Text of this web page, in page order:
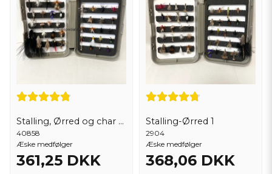
Stalling, Ørred og char Æsk
40858
Æske medfølger
361,25 DKK
Stalling-Ørred 1
2904
Æske medfølger
368,06 DKK